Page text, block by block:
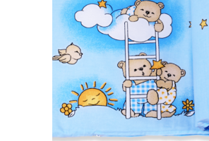
Dodaj u košaricu